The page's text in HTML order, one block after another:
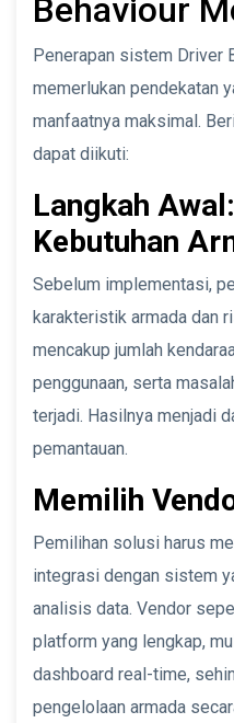
Behaviour
Penerapan sistem Driver
memerlukan pendekatan
manfaatnya maksimal.
dapat diikuti:
Langkah
Kebutuhan
Sebelum implementasi,
karakteristik armada dan
mencakup jumlah
penggunaan, serta
terjadi. Hasilnya menjadi
pemantauan.
Memilih
Pemilihan solusi harus
integrasi dengan sistem
analisis data. Vendor
platform yang lengkap,
dashboard real-time,
pengelolaan armada